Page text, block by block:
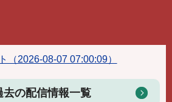
（2026-08-07 07:00:09）
去の配信情報一覧